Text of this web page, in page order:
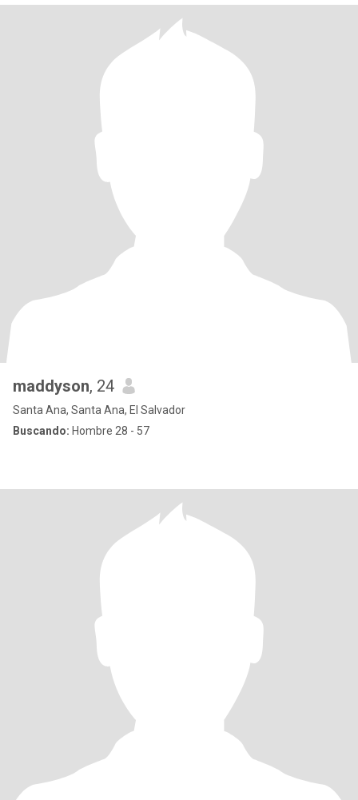
maddyson, 24
Santa Ana, Santa Ana, El Salvador
Buscando: Hombre 28 - 57